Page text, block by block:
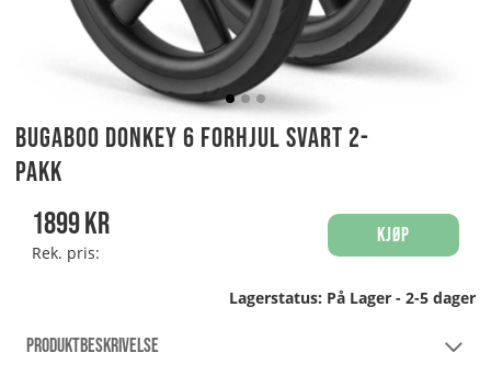
Bugaboo Donkey 6 Forhjul Svart 2-
pakk
1899kr
Rek. pris:
Kjøp
Lagerstatus: På Lager - 2-5 dager
PRODUKTBESKRIVELSE